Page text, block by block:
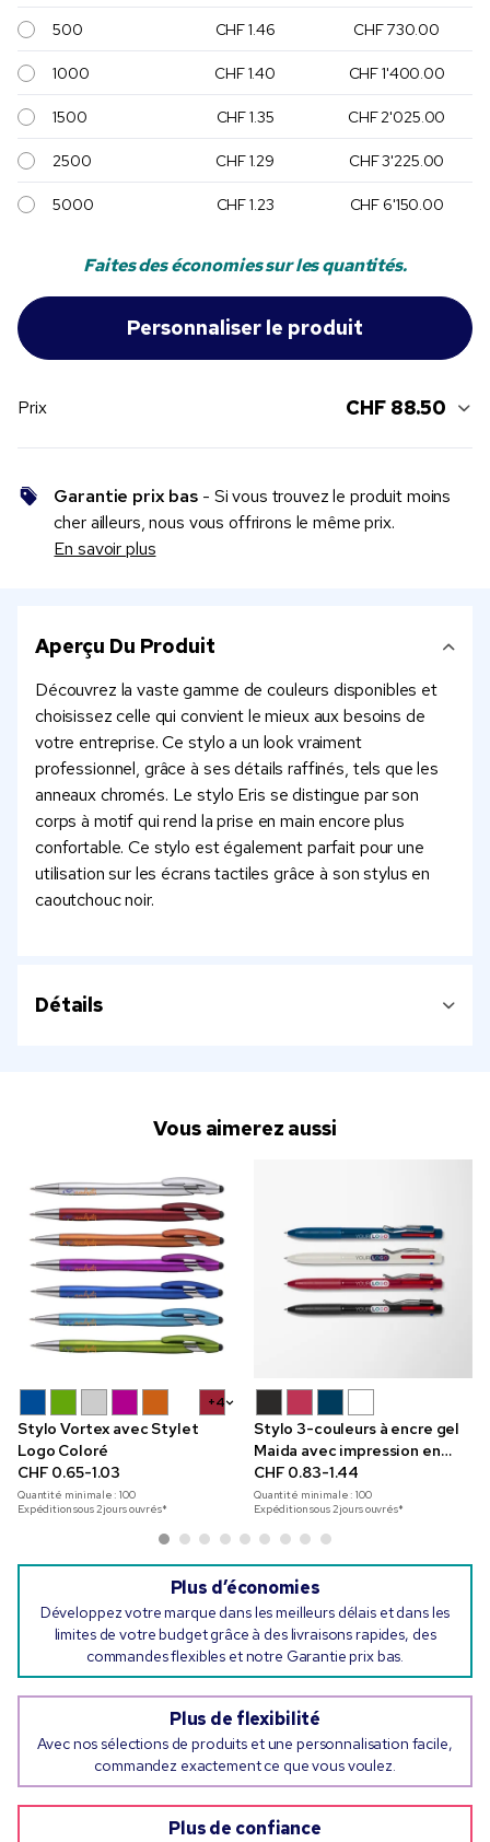
500 CHF 1.46 CHF 730.00
1000 CHF 1.40 CHF 1'400.00
1500 CHF 1.35 CHF 2'025.00
2500 CHF 1.29 CHF 3'225.00
5000 CHF 1.23 CHF 6'150.00
Faites des économies sur les quantités.
Prix CHF 88.50
Garantie prix bas - Si vous trouvez le produit moins
cher ailleurs, nous vous offrirons le même prix.
En savoir plus
Aperçu Du Produit
Découvrez la vaste gamme de couleurs disponibles et
choisissez celle qui convient le mieux aux besoins de
votre entreprise. Ce stylo a un look vraiment
professionnel, grâce à ses détails raffinés, tels que les
anneaux chromés. Le stylo Eris se distingue par son
corps à motif qui rend la prise en main encore plus
confortable. Ce stylo est également parfait pour une
utilisation sur les écrans tactiles grâce à son stylus en
caoutchouc noir.
Détails
Vous aimerez aussi
+4
Stylo Vortex avec Stylet
Logo Coloré
CHF 0.65-1.03
Quantité minimale :100
Expédition sous 2 jours ouvrés*
Stylo 3-couleurs à encre gel
Maida avec impression en
couleur
CHF 0.83-1.44
Quantité minimale :100
Expédition sous 2 jours ouvrés*
Plus d’économies
Développez votre marque dans les meilleurs délais et dans les
limites de votre budget grâce à des livraisons rapides, des
commandes flexibles et notre Garantie prix bas.
Plus de flexibilité
Avec nos sélections de produits et une personnalisation facile,
commandez exactement ce que vous voulez.
Plus de confiance